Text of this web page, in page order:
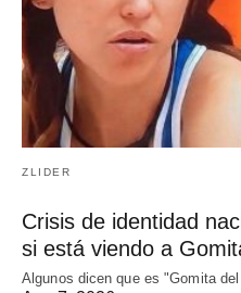
ZLIDER
Crisis de identidad
si está viendo a
Algunos dicen que es "Gomita